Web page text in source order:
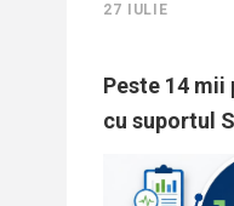
27 IULIE
Peste 14 mii
cu suportul